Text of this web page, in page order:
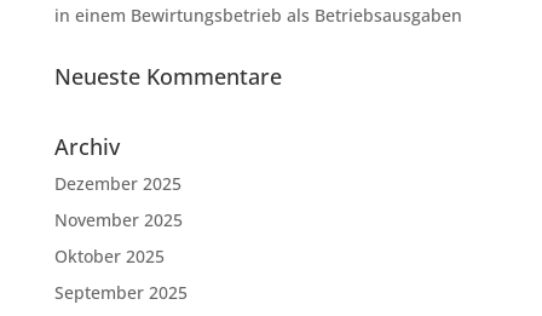
in einem Bewirtungsbetrieb als Betriebsausgaben
Neueste Kommentare
Archiv
Dezember 2025
November 2025
Oktober 2025
September 2025